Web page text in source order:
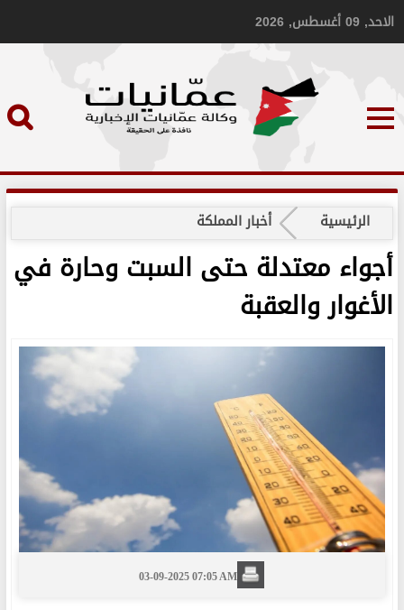
الاحد, 09 أغسطس, 2026
الرئيسية أخبار المملكة
أجواء معتدلة حتى السبت وحارة في
الأغوار والعقبة
03-09-2025 07:05 AM